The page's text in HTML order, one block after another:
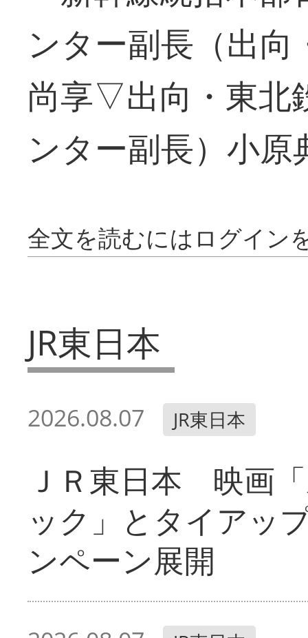
ンター副長（出
尚享▽出向・東北
ンター副長）小原
全文を読むにはログイン
JR東日本
2026.08.07 JR東日本
ＪＲ東日本 映画
ック」とタイアッ
ンペーン展開